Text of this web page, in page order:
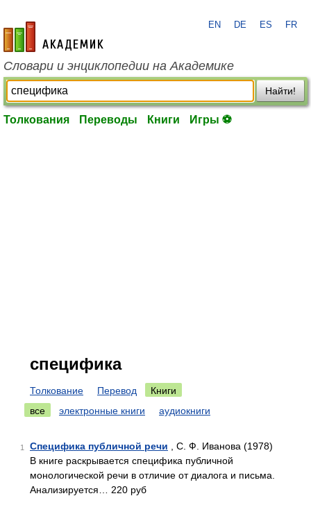
academic.ru
EN DE ES FR
Словари и энциклопедии на Академике
Найти!
Толкования Переводы Книги Игры ⚽
специфика
Толкование Перевод
Книги
все
электронные книги аудиокниги
1 Специфика публичной речи , С. Ф. Иванова (1978)
В книге раскрывается специфика публичной
монологической речи в отличие от диалога и письма.
Анализируется… 220 руб